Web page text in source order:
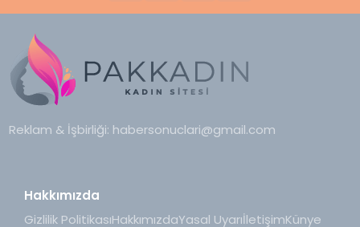
Reklam & İşbirliği: habersonuclari@gmail.com
Hakkımızda
Gizlilik PolitikasıHakkımızdaYasal UyarıİletişimKünye